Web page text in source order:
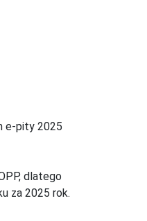
e-pity 2025
dlatego
za 2025 rok.